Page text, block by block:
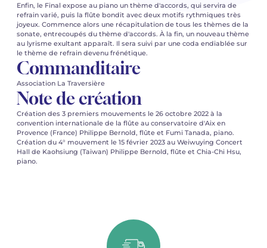
Enfin, le Final expose au piano un thème d'accords, qui servira de
refrain varié, puis la flûte bondit avec deux motifs rythmiques très
joyeux. Commence alors une récapitulation de tous les thèmes de la
sonate, entrecoupés du thème d'accords. À la fin, un nouveau thème
au lyrisme exultant apparaît. Il sera suivi par une coda endiablée sur
le thème de refrain devenu frénétique.
Commanditaire
Association La Traversière
Note de création
Création des 3 premiers mouvements le 26 octobre 2022 à la
convention internationale de la flûte au conservatoire d'Aix en
Provence (France) Philippe Bernold, flûte et Fumi Tanada, piano.
Création du 4° mouvement le 15 février 2023 au Weiwuying Concert
Hall de Kaohsiung (Taiwan) Philippe Bernold, flûte et Chia-Chi Hsu,
piano.